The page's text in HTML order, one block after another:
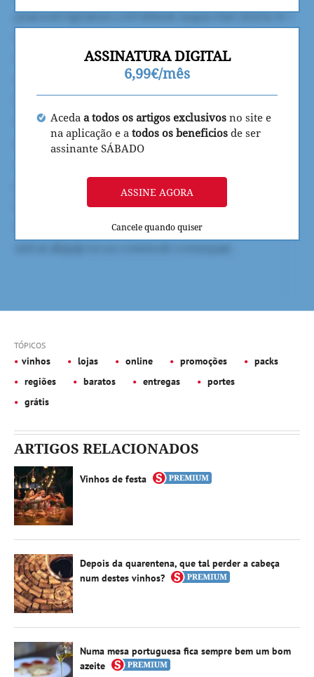
ASSINATURA DIGITAL
6,99€/mês
Aceda a todos os artigos exclusivos no site e
na aplicação e a todos os beneficios de ser
assinante SÁBADO
ASSINE AGORA
Cancele quando quiser
TÓPICOS
vinhos lojas online promoções
packs
regiões
baratos entregas
portes
grátis
ARTIGOS RELACIONADOS
Vinhos de festa
Depois da quarentena, que tal perder a cabeça
num destes vinhos?
Numa mesa portuguesa fica sempre bem um bom
azeite